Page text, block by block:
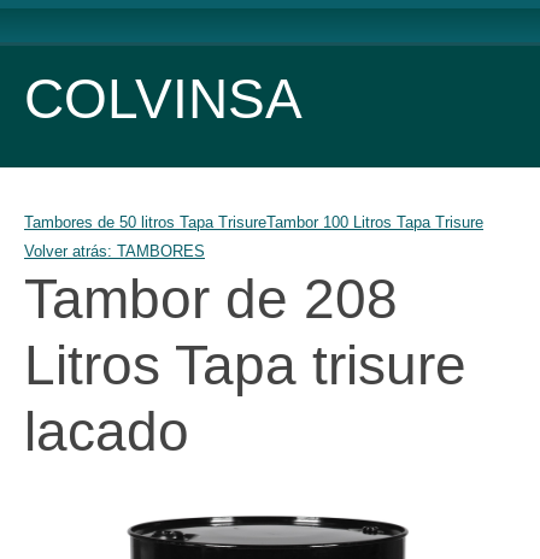
COLVINSA
Tambores de 50 litros Tapa TrisureTambor 100 Litros Tapa Trisure
Volver atrás: TAMBORES
Tambor de 208
Litros Tapa trisure
lacado